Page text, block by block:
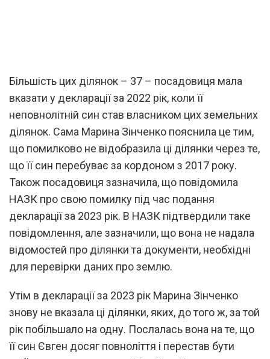
Більшість цих ділянок – 37 – посадовиця мала
вказати у декларації за 2022 рік, коли її
неповнолітній син став власником цих земельних
ділянок. Сама Марина Зінченко пояснила це тим,
що помилково не відобразила ці ділянки через те,
що її син перебуває за кордоном з 2017 року.
Також посадовиця зазначила, що повідомила
НАЗК про свою помилку під час подання
декларації за 2023 рік. В НАЗК підтвердили таке
повідомлення, але зазначили, що вона не надала
відомостей про ділянки та документи, необхідні
для перевірки даних про землю.
Утім в декларації за 2023 рік Марина Зінченко
знову не вказала ці ділянки, яких, до того ж, за той
рік побільшало на одну. Послалась вона на те, що
її син Євген досяг повноліття і перестав бути